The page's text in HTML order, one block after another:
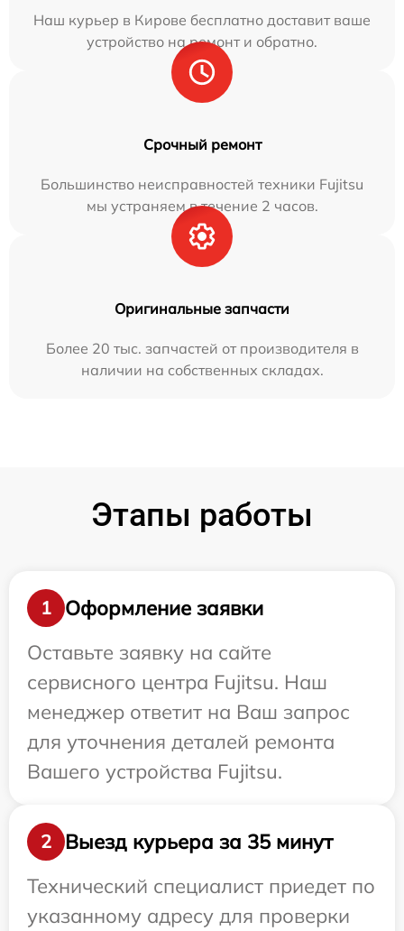
Наш курьер в Кирове бесплатно доставит ваше
устройство на ремонт и обратно.
Срочный ремонт
Большинство неисправностей техники Fujitsu
мы устраняем в течение 2 часов.
Оригинальные запчасти
Более 20 тыс. запчастей от производителя в
наличии на собственных складах.
Этапы работы
1
Оформление заявки
Оставьте заявку на сайте
сервисного центра Fujitsu. Наш
менеджер ответит на Ваш запрос
для уточнения деталей ремонта
Вашего устройства Fujitsu.
2
Выезд курьера за 35 минут
Технический специалист приедет по
указанному адресу для проверки